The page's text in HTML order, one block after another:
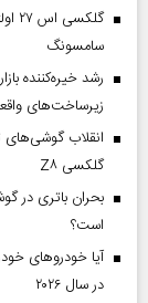
سامسونگ
زیرساخت‌های
انقلاب گوشی‌های
گلکسی Z۸
است؟
آیا خودروهای
در سال ۲۰۲۶